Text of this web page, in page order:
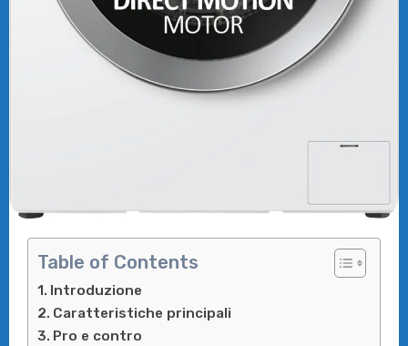
Table of Contents
Introduzione
Caratteristiche principali
Pro e contro